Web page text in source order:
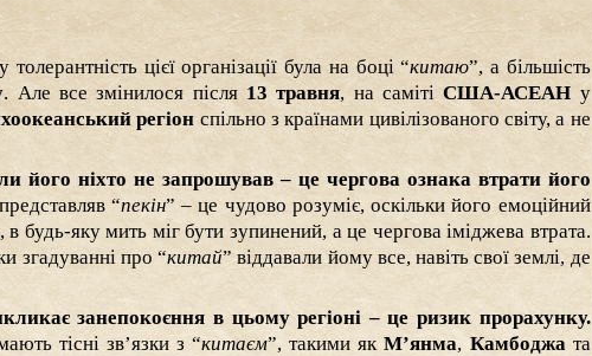
цієї організації була на боці “китаю”, а більшість
. Але все змінилося після 13 травня, на самітіСША-АСЕАН у
регіон спільно з країнами цивілізованого світу, а не
його ніхто не запрошував – це чергова ознака втрати його
“пекін” – це чудово розуміє, оскільки його емоційний
, в будь-яку мить міг бути зупинений, а це чергова іміджева втрата.
згадуванні про “китай” віддавали йому все, навіть свої землі, де
занепокоєння в цьому регіоні – це ризик прорахунку.
тісні зв’язки з “китаєм”, такими якМ’янма,Камбоджа та